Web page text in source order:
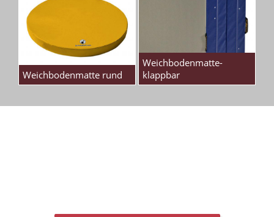
Weichbodenmatte rund
Weichbodenmatte-
klappbar